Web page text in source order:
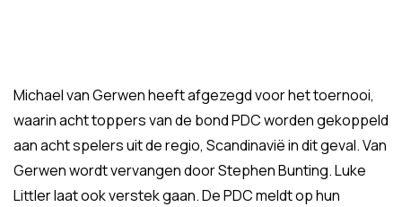
Michael van Gerwen heeft afgezegd voor het toernooi,
waarin acht toppers van de bond PDC worden gekoppeld
aan acht spelers uit de regio, Scandinavië in dit geval. Van
Gerwen wordt vervangen door Stephen Bunting. Luke
Littler laat ook verstek gaan. De PDC meldt op hun